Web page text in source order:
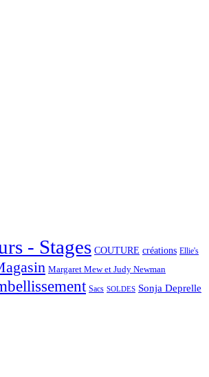
- Stages COUTURE créations Ellie's
Margaret Mew et Judy Newman
Sacs SOLDES Sonja Deprelle